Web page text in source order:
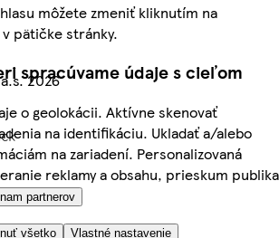
môžete zmeniť kliknutím na
pätičke stránky.
spracúvame údaje s cieľom
o geolokácii. Aktívne skenovať
na identifikáciu. Ukladať a/alebo
na zariadení. Personalizovaná
reklamy a obsahu, prieskum publika
partnerov
všetko Vlastné nastavenie
2026